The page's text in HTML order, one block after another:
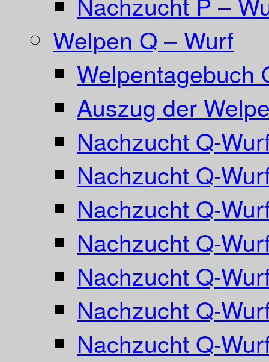
Welpen Q – Wurf
Welpentagebuch
Auszug der
Nachzucht Q-
Nachzucht Q-
Nachzucht Q-
Nachzucht Q-
Nachzucht Q-
Nachzucht Q-
Nachzucht Q-